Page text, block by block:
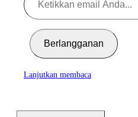
Berlangganan
Lanjutkan membaca